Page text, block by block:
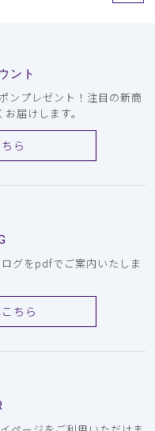
ント
ンプレゼント！注目の新商
届けします。
ら
グをpdfでご案内いたしま
ちら